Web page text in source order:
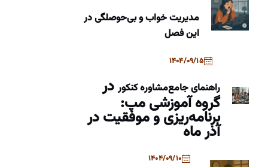
مدیریت خواب و بی‌حوصلگی در
این فصل
1404/09/15
راهنمای جامعمشاوره کنکوردر
گروه آموزشی مپ:
برنامه‌ریزی و موفقیت در
آذر ماه
1404/09/10